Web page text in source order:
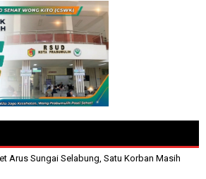
Arus Sungai Selabung, Satu Korban Masih